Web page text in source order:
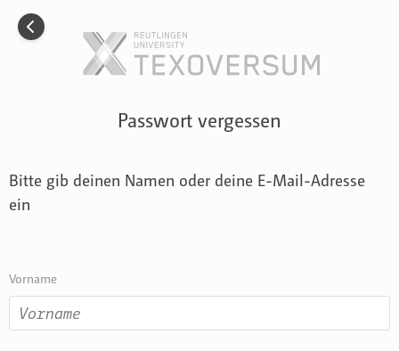
Incom ist die Kommunikations-Plattform vom TEXOVERSUM
Fakultät Textil der Hochschule Reutlingen
mehr erfahren
Menü
Passwort vergessen
Bitte gib deinen Namen oder deine E-Mail-Adresse
ein
Vorname